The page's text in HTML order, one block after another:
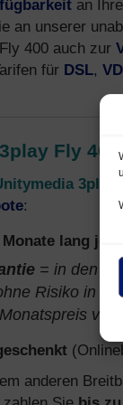
an
an unserer
400 auch zur
für DSL,
Fly 400
3play
:
Monate lang je
= in den
Risiko in
von
anderen